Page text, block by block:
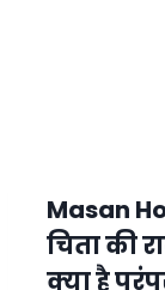
Masan
चिता की
क्या है